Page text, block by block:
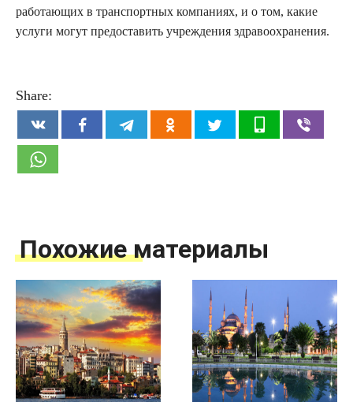
работающих в транспортных компаниях, и о том, какие
услуги могут предоставить учреждения здравоохранения.
Share:
Похожие материалы